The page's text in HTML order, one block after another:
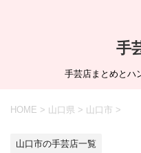
手
手芸店まとめとハ
HOME > 山口県 > 山口市 >
山口市の手芸店一覧